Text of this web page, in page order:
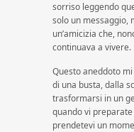
sorriso leggendo
solo un messaggio,
un’amicizia che,
continuava a vivere.
Questo aneddoto
di una busta, dalla
trasformarsi in un
quando vi
prendetevi un